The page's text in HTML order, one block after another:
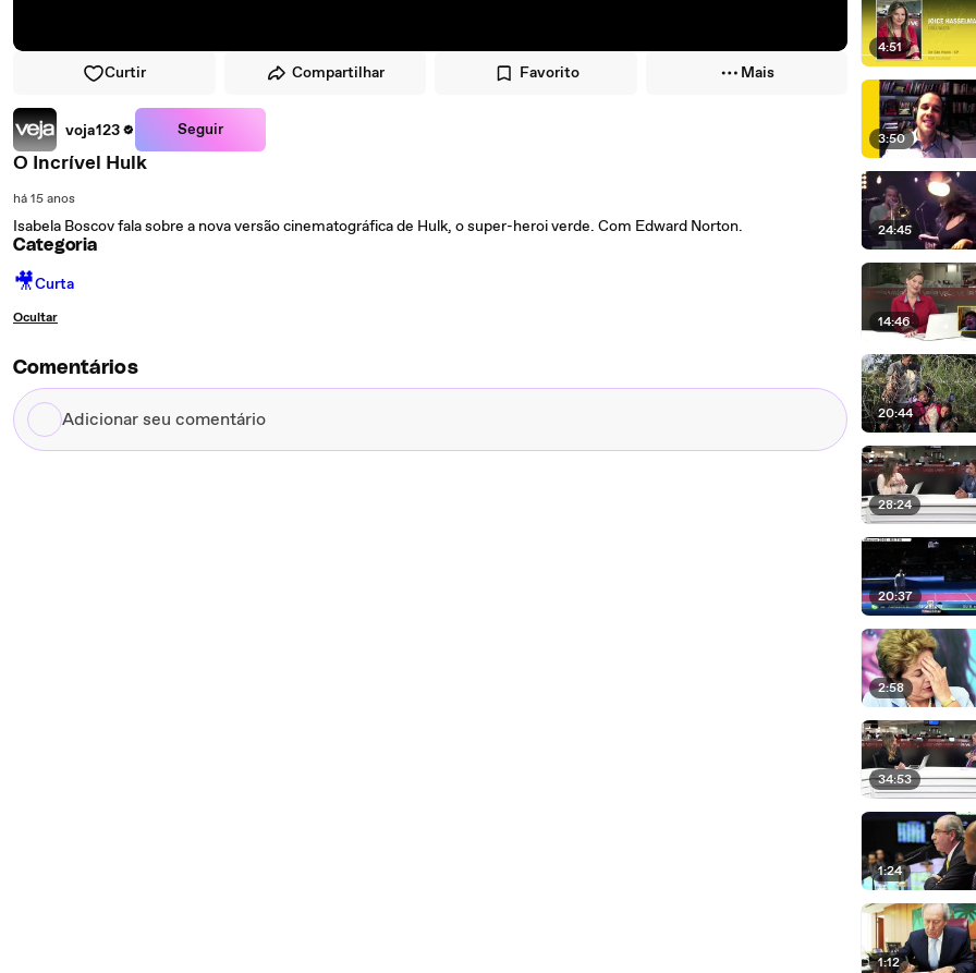
Curtir Compartilhar Favorito Mais
voja123 Seguir
O Incrível Hulk
há 15 anos
Isabela Boscov fala sobre a nova versão cinematográfica de Hulk, o super-heroi verde. Com Edward Norton.
Categoria
🎥Curta
Ocultar
Comentários
Adicionar
seu
4:51
3:50
24:45
14:46
20:44
28:24
20:37
2:58
34:53
1:24
1:12